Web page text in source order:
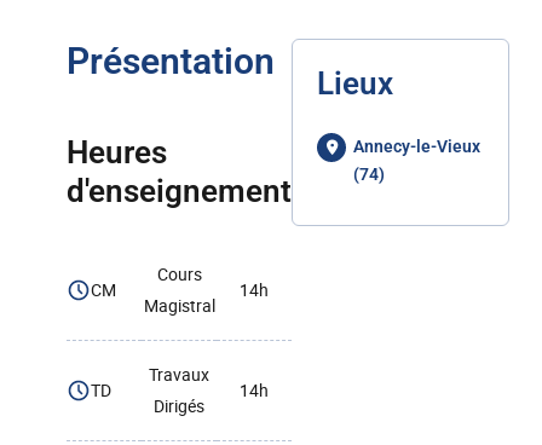
Présentation
Heures
d'enseignement
CM
Cours
Magistral
14h
TD
Travaux
Dirigés
14h
Lieux
Annecy-le-Vieux
(74)